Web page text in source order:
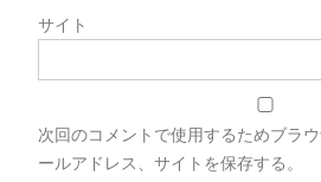
サイト
次回のコメントで使用するためブラ
ールアドレス、サイトを保存する。